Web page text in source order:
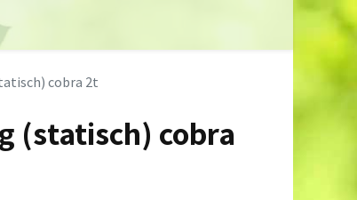
cobra 2t
(statisch) cobra